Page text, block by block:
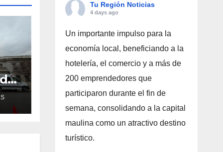
Tu Región Noticias
4 days ago
Un importante impulso para la
economía local, beneficiando a la
hotelería, el comercio y a más de
200 emprendedores que
participaron durante el fin de
semana, consolidando a la capital
maulina como un atractivo destino
turístico.